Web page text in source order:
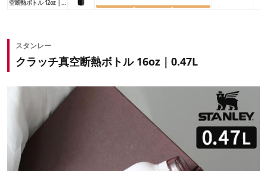
空断熱ボトル 12oz｜0.
スタンレー
クラッチ真空断熱ボトル 16oz｜0.47L